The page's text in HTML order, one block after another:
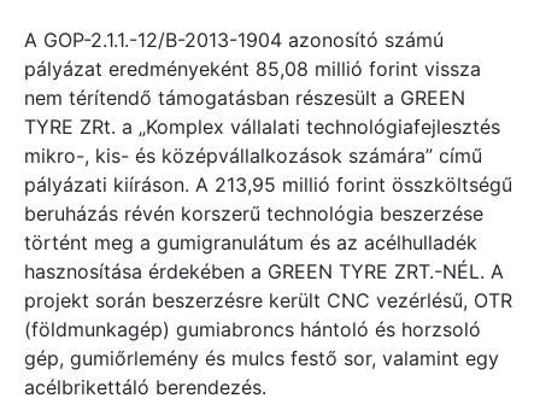
A GOP-2.1.1.-12/B-2013-1904 azonosító számú
pályázat eredményeként 85,08 millió forint vissza
nem térítendő támogatásban részesült a GREEN
TYRE ZRt. a „Komplex vállalati technológiafejlesztés
mikro-, kis- és középvállalkozások számára” című
pályázati kiíráson. A 213,95 millió forint összköltségű
beruházás révén korszerű technológia beszerzése
történt meg a gumigranulátum és az acélhulladék
hasznosítása érdekében a GREEN TYRE ZRT.-NÉL. A
projekt során beszerzésre került CNC vezérlésű, OTR
(földmunkagép) gumiabroncs hántoló és horzsoló
gép, gumiőrlemény és mulcs festő sor, valamint egy
acélbrikettáló berendezés.